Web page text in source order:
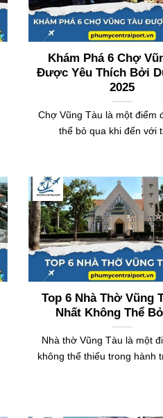
Khám Phá 6 Chợ
Được Yêu Thích Bởi
2025
Chợ Vũng Tàu là một điểm
thể bỏ qua khi đến với
Top 6 Nhà Thờ Vũng
Nhất Không Thể
Nhà thờ Vũng Tàu là một
không thể thiếu trong hành